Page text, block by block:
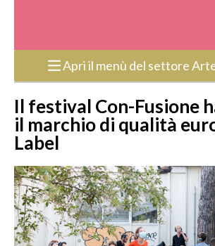
Apri il menù del settore
Il festival Con-Fusione
il marchio di qualità
Label